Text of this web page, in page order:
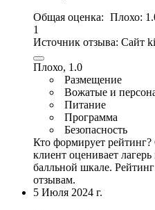
Общая оценка: Плохо:
1
Источник отзыва: Cайт
Плохо, 1.0
Размещение
Вожатые и
Питание
Программа
Безопасность
Кто формирует рейтинг?
клиент оценивает
балльной шкале.
отзывам.
5 Июля 2024 г.